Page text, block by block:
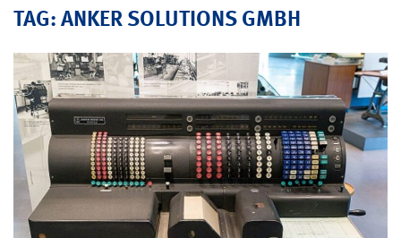
TAG: ANKER SOLUTIONS GMBH